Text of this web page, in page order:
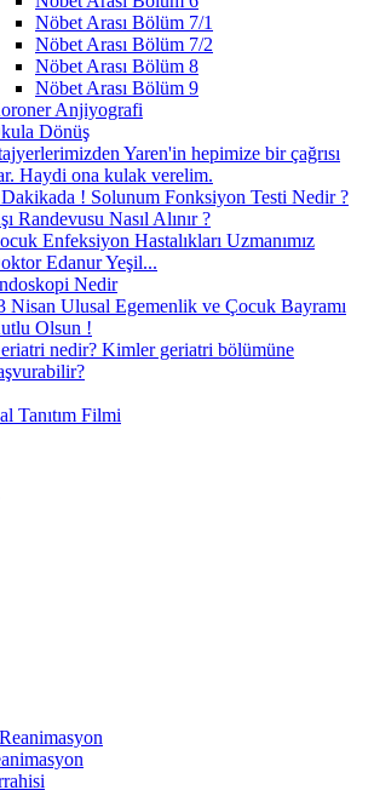
Nöbet Arası Bölüm 7/1
Nöbet Arası Bölüm 7/2
Nöbet Arası Bölüm 8
Nöbet Arası Bölüm 9
Anjiyografi
Dönüş
Yaren'in hepimize bir çağrısı
Haydi ona kulak verelim.
! Solunum Fonksiyon Testi Nedir ?
Randevusu Nasıl Alınır ?
Enfeksiyon Hastalıkları Uzmanımız
Edanur Yeşil...
Nedir
Nisan Ulusal Egemenlik ve Çocuk Bayramı
Olsun !
nedir? Kimler geriatri bölümüne
Tanıtım Filmi